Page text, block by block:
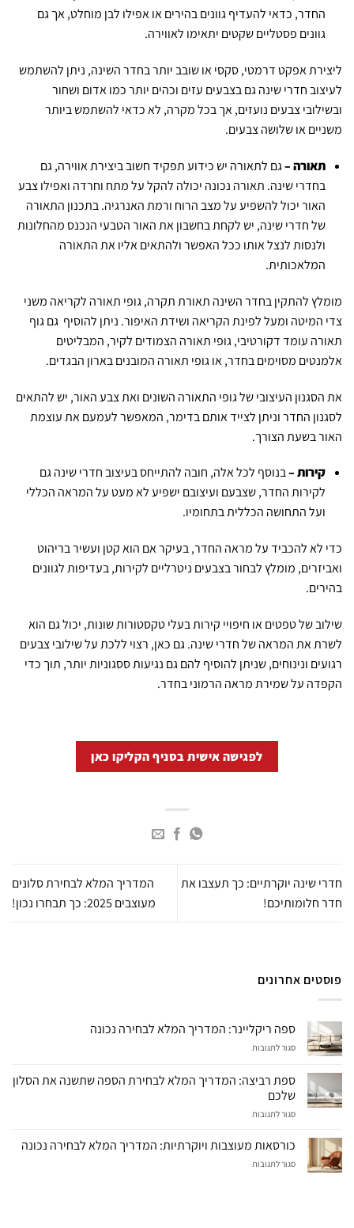
החדר, כדאי להעדיף גוונים בהירים או אפילו לבן מוחלט, אך גם
גוונים פסטליים שקטים יתאימו לאווירה.
ליצירת אפקט דרמטי, סקסי או שובב יותר בחדר השינה, ניתן להשתמש
לעיצוב חדרי שינה גם בצבעים עזים וכהים יותר כמו אדום ושחור
ובשילובי צבעים נועזים, אך בכל מקרה, לא כדאי להשתמש ביותר
משניים או שלושה צבעים.
תאורה –גם לתאורה יש כידוע תפקיד חשוב ביצירת אווירה, גם
בחדרי שינה. תאורה נכונה יכולה להקל על מתח וחרדה ואפילו צבע
האור יכול להשפיע על מצב הרוח ורמת האנרגיה. בתכנון התאורה
של חדרי שינה, יש לקחת בחשבון את האור הטבעי הנכנס מהחלונות
ולנסות לנצל אותו ככל האפשר ולהתאים אליו את התאורה
המלאכותית.
מומלץ להתקין בחדר השינה תאורת תקרה, גופי תאורה לקריאה משני
צדי המיטה ומעל לפינת הקריאה ושידת האיפור. ניתן להוסיף גם גוף
תאורה עומד דקורטיבי, גופי תאורה הצמודים לקיר, המבליטים
אלמנטים מסוימים בחדר, או גופי תאורה המובנים בארון הבגדים.
את הסגנון העיצובי של גופי התאורה השונים ואת צבע האור, יש להתאים
לסגנון החדר וניתן לצייד אותם בדימר, המאפשר לעמעם את עוצמת
האור בשעת הצורך.
קירות –בנוסף לכל אלה, חובה להתייחס בעיצוב חדרי שינה גם
לקירות החדר, שצבעם ועיצובם ישפיע לא מעט על המראה הכללי
ועל התחושה הכללית בתחומיו.
כדי לא להכביד על מראה החדר, בעיקר אם הוא קטן ועשיר בריהוט
ואביזרים, מומלץ לבחור בצבעים ניטרליים לקירות, בעדיפות לגוונים
בהירים.
שילוב של טפטים או חיפויי קירות בעלי טקסטורות שונות, יכול גם הוא
לשרת את המראה של חדרי שינה. גם כאן, רצוי ללכת על שילובי צבעים
רגועים ונינוחים, שניתן להוסיף להם גם נגיעות ססגוניות יותר, תוך כדי
הקפדה על שמירת מראה הרמוני בחדר.
לפגישה אישית בסניף הקליקו כאן
חדרי שינה יוקרתיים: כך תעצבו את
חדר חלומותיכם!
המדריך המלא לבחירת סלונים
מעוצבים 2025: כך תבחרו נכון!
פוסטים אחרונים
ספה ריקליינר: המדריך המלא לבחירה נכונה
סגור לתגובות
המדריך
לבחירה
ספת רביצה: המדריך המלא לבחירת הספה שתשנה את הסלון
שלכם
סגור לתגובות
רביצה:
המדריך
המלא
כורסאות מעוצבות ויוקרתיות: המדריך המלא לבחירה נכונה
סגור לתגובות